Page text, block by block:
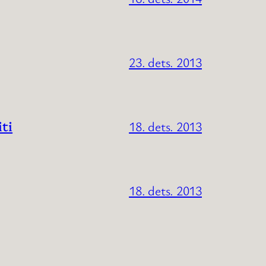
23. dets. 2013
18. dets. 2013
18. dets. 2013